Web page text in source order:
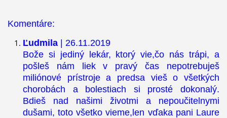
Komentáre:
Ľudmila | 26.11.2019
Bože si jediný lekár, ktorý vie,čo nás trápi, a
pošleš nám liek v pravý čas nepotrebuješ
miliónové prístroje a predsa vieš o všetkých
chorobách a bolestiach si prosté dokonalý.
Bdieš nad našimi životmi a nepoučitelnymi
dušami, toto všetko vieme,len vďaka pani Laure